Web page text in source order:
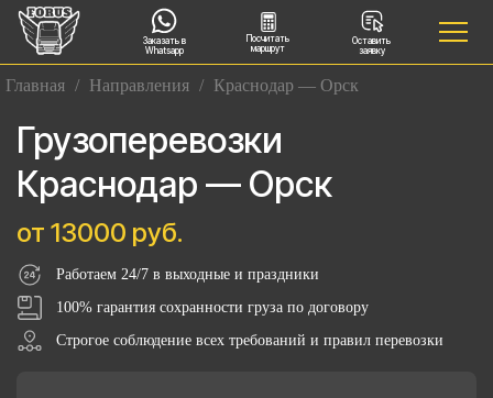
Заказать в
Whatsapp
Посчитать
маршрут
Оставить
заявку
Главная / Направления / Краснодар — Орск
Грузоперевозки
Краснодар — Орск
от 13000 руб.
Работаем 24/7 в выходные и праздники
100% гарантия сохранности груза по договору
Строгое соблюдение всех требований и правил перевозки